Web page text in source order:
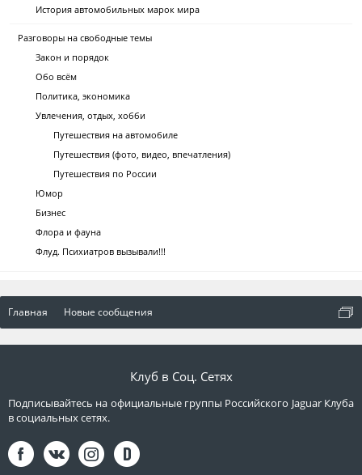
История автомобильных марок мира
Разговоры на свободные темы
Закон и порядок
Обо всём
Политика, экономика
Увлечения, отдых, хобби
Путешествия на автомобиле
Путешествия (фото, видео, впечатления)
Путешествия по России
Юмор
Бизнес
Флора и фауна
Флуд. Психиатров вызывали!!!
Главная Новые сообщения
Клуб в Соц. Сетях
Подписывайтесь на официальные группы Российского Jaguar Клуба
в социальных сетях.